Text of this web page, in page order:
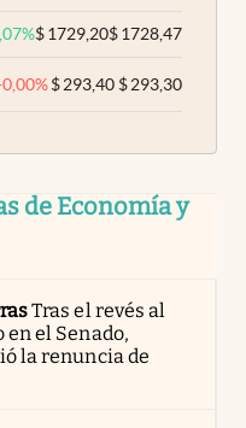
%$1729,20$1728,47
% $293,40 $293,30
de Economía y
Tras el revés al
el Senado,
la renuncia de